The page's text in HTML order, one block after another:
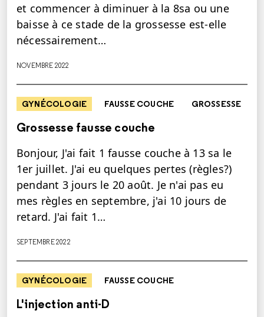
et commencer à diminuer à la 8sa ou une
baisse à ce stade de la grossesse est-elle
nécessairement…
NOVEMBRE 2022
GYNÉCOLOGIE FAUSSE COUCHE GROSSESSE
Grossesse fausse couche
Bonjour, J'ai fait 1 fausse couche à 13 sa le
1er juillet. J'ai eu quelques pertes (règles?)
pendant 3 jours le 20 août. Je n'ai pas eu
mes règles en septembre, j'ai 10 jours de
retard. J'ai fait 1…
SEPTEMBRE 2022
GYNÉCOLOGIE FAUSSE COUCHE
L'injection anti-D